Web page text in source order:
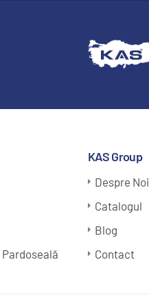
KAS Group
Despre Noi
Catalogul
Blog
Contact